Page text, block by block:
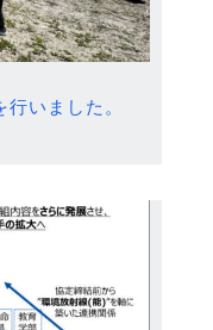
いました。